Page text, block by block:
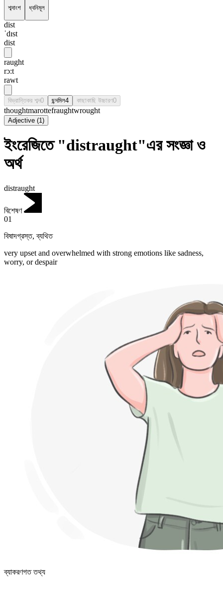
শব্দাংশ ধ্বনিমূল
dist
ˈdɪst
dist
raught
rɔ:t
rawt
বিভ্রান্তিকর শব্দ0 ছন্দমিল4 কাছাকাছি উচ্চারণ0
thoughtmarottefraughtwrought
Adjective (1)
ইংরেজিতে "distraught"এর সংজ্ঞা ও
অর্থ
distraught
বিশেষণ
01
বিষাদগ্রস্ত,ব্যথিত
very upset and overwhelmed with strong emotions like sadness,
worry, or despair
ব্যাকরণগত তথ্য